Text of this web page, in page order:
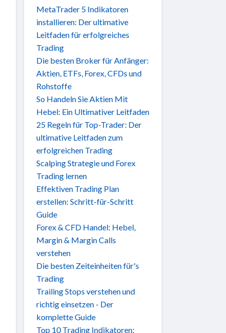
MetaTrader 5 Indikatoren
installieren: Der ultimative
Leitfaden für erfolgreiches
Trading
Die besten Broker für Anfänger:
Aktien, ETFs, Forex, CFDs und
Rohstoffe
So Handeln Sie Aktien Mit
Hebel: Ein Ultimativer Leitfaden
25 Regeln für Top-Trader: Der
ultimative Leitfaden zum
erfolgreichen Trading
Scalping Strategie und Forex
Trading lernen
Effektiven Trading Plan
erstellen: Schritt-für-Schritt
Guide
Forex & CFD Handel: Hebel,
Margin & Margin Calls
verstehen
Die besten Zeiteinheiten für's
Trading
Trailing Stops verstehen und
richtig einsetzen - Der
komplette Guide
Top 10 Trading Indikatoren: